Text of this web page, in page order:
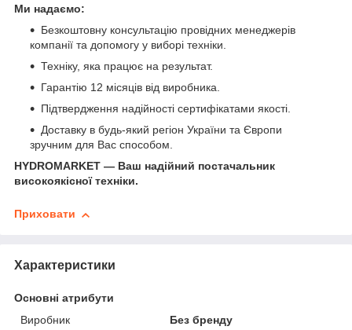
Ми надаємо:
Безкоштовну консультацію провідних менеджерів
компанії та допомогу у виборі техніки.
Техніку, яка працює на результат.
Гарантію 12 місяців від виробника.
Підтвердження надійності сертифікатами якості.
Доставку в будь-який регіон України та Європи
зручним для Вас способом.
HYDROMARKET — Ваш надійний постачальник
високоякісної техніки.
Приховати
Характеристики
Основні атрибути
Виробник
Без бренду